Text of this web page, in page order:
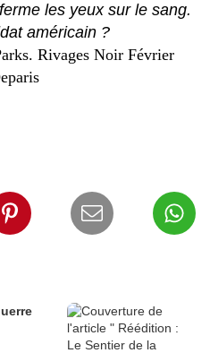
les yeux sur le sang.
américain ?
Rivages Noir Février